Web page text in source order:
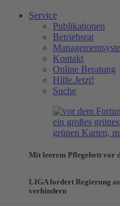
Service
Publikationen
Betriebsrat
Kontakt
Online Beratung
Hilfe.Jetzt!
Suche
Mit leerem Pflegebett vor
LIGA fordert Regierung
verhindern